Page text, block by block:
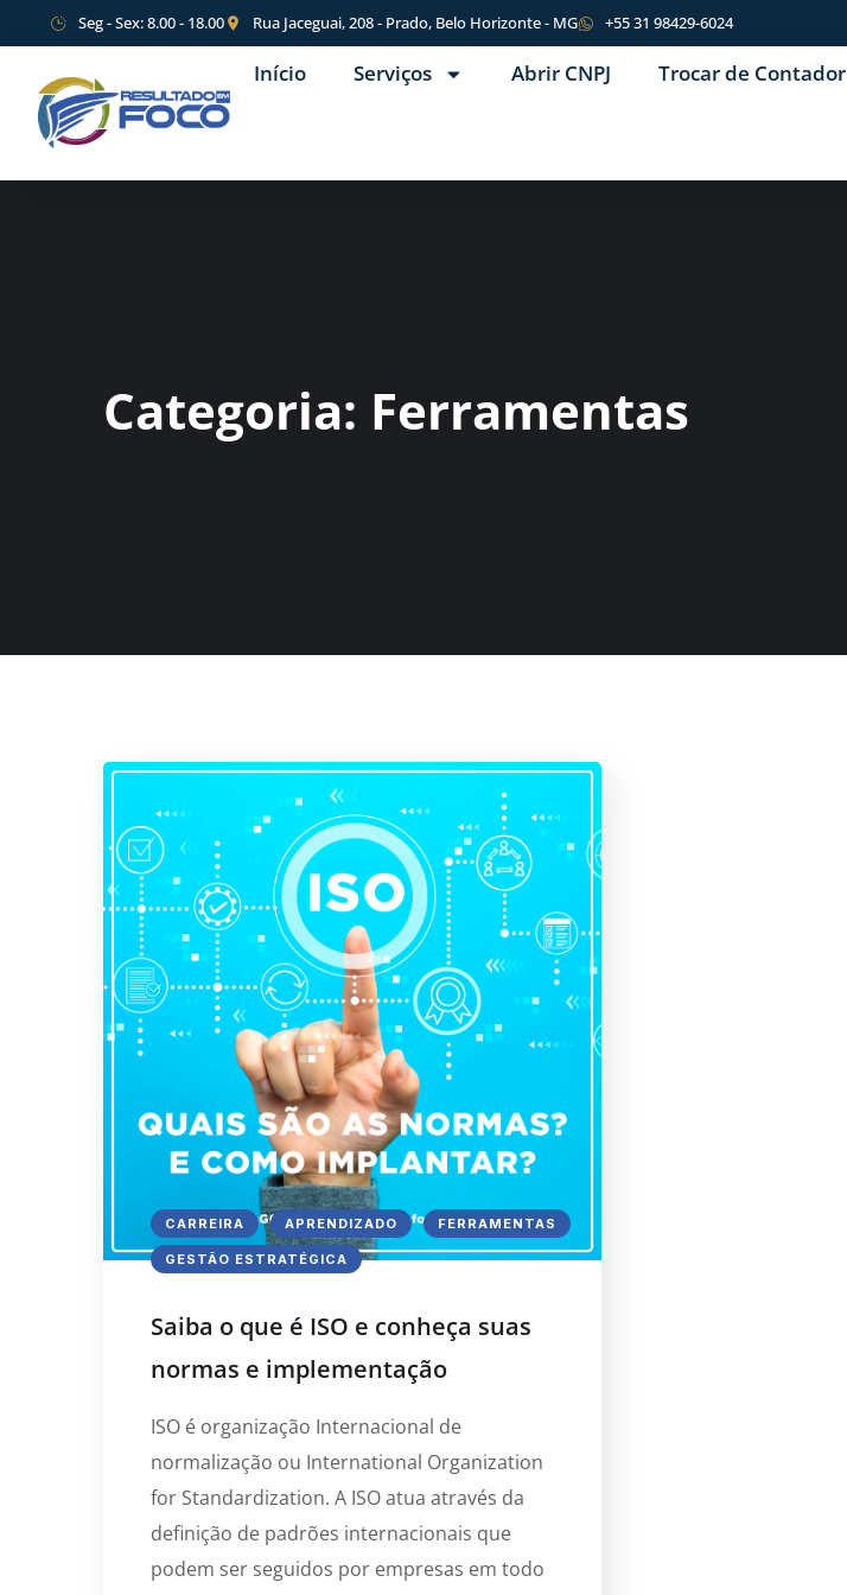
Seg - Sex: 8.00 - 18.00 Rua Jaceguai, 208 - Prado, Belo Horizonte - MG +55 31 98429-6024
Início Serviços Abrir CNPJ Trocar de Contador
Categoria: Ferramentas
CARREIRA APRENDIZADO FERRAMENTAS
GESTÃO ESTRATÉGICA
Saiba o que é ISO e conheça suas
normas e implementação
ISO é organização Internacional de
normalização ou International Organization
for Standardization. A ISO atua através da
definição de padrões internacionais que
podem ser seguidos por empresas em todo